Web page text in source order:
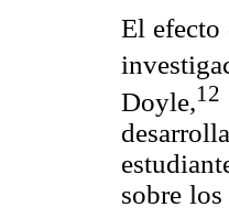
El efecto
Doyle,12
sobre